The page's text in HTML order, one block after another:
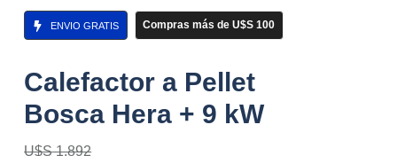
ENVIO GRATIS Compras más de U$S 100
Calefactor a Pellet
Bosca Hera + 9 kW
U$S1.892